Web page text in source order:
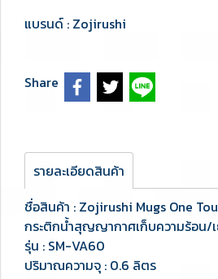
แบรนด์ : Zojirushi
Share
รายละเอียดสินค้า
ชื่อสินค้า : Zojirushi Mugs One
กระติกน้ำสุญญากาศเก็บความร้อน/
รุ่น : SM-VA60
ปริมาณความจุ : 0.6 ลิตร